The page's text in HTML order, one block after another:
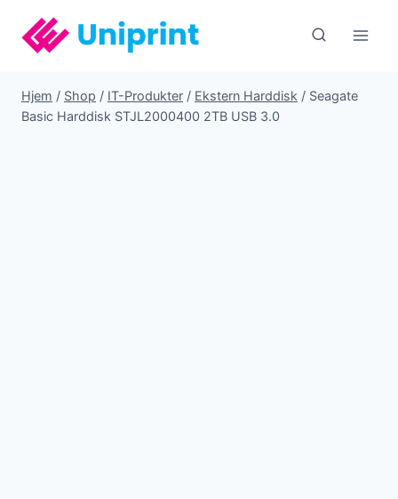
indhold
Hjem / Shop / IT-Produkter / Ekstern Harddisk / Seagate
Basic Harddisk STJL2000400 2TB USB 3.0